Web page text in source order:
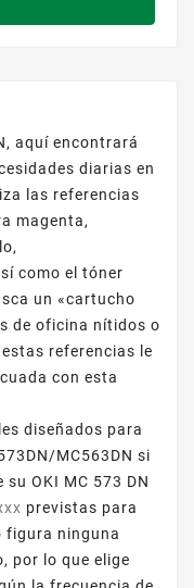
aquí encontrará
diarias en
las referencias
magenta,
como el tóner
un «cartucho
de oficina nítidos o
referencias le
con esta
diseñados para
MC563DN si
OKI MC 573 DN
previstas para
figura ninguna
por lo que elige